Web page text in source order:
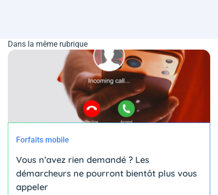
Dans la même rubrique
Forfaits mobile
Vous n’avez rien demandé ? Les
démarcheurs ne pourront bientôt plus vous
appeler